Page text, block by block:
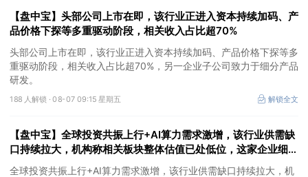
【盘中宝】头部公司上市在即，该行业正进入资本持续加码、产
品价格下探等多重驱动阶段，相关收入占比超70%
头部公司上市在即，该行业正进入资本持续加码、产品价格下探等多
重驱动阶段，相关收入占比超70%，另一企业子公司致力于细分产品
研发。
188 人解锁 ·08-07 09:15 星期五 解锁全文
【盘中宝】全球投资共振上行+AI算力需求激增，该行业供需缺
口持续拉大，机构称相关板块整体估值已处低位，这家企业细分
产品市占率第一
全球投资共振上行+AI算力需求激增，该行业供需缺口持续拉大，机